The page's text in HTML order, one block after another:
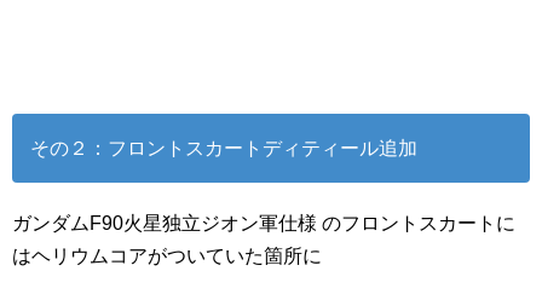
その２：フロントスカートディティール追加
ガンダムF90火星独立ジオン軍仕様 のフロントスカートに
はヘリウムコアがついていた箇所に